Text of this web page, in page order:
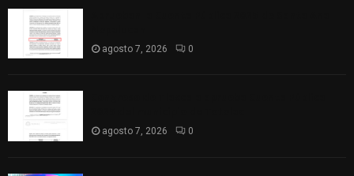
agosto 7, 2026 0
agosto 7, 2026 0